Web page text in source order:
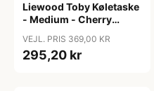
Liewood Toby Køletaske
- Medium - Cherry
VEJL. PRIS 369,00 KR
295,20 kr